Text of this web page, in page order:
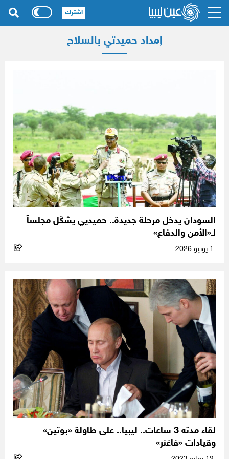
إمداد حميدتي بالسلاح
السودان يدخل مرحلة جديدة.. حميديي يشكّل مجلساً
لـ«الأمن والدفاع»
لقاء مدته 3 ساعات.. ليبيا.. على طاولة «بوتين»
وقيادات «فاغنر»
اشترك